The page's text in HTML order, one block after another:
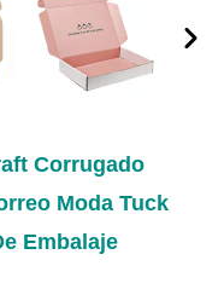
Corrugado
Moda Tuck
Embalaje